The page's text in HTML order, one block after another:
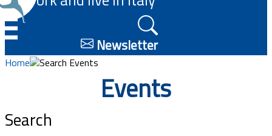
News
Highlights
Regulations and law
Newsletter
Home Search Events
Events
Search